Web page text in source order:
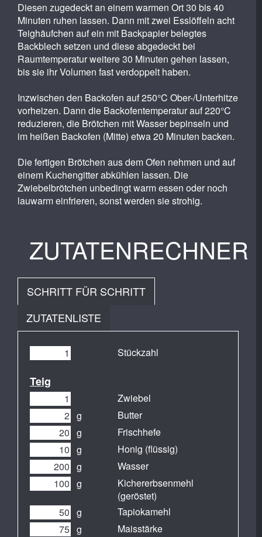
Diesen zugedeckt an einem warmen Ort 30 bis 40
Minuten ruhen lassen. Dann mit zwei Esslöffeln acht
Teighäufchen auf ein mit Backpapier belegtes
Backblech setzen und diese abgedeckt bei
Raumtemperatur weitere 30 Minuten gehen lassen,
bis sie ihr Volumen fast verdoppelt haben.
Inzwischen den Backofen auf 250°C Ober-/Unterhitze
vorheizen. Dann die Backofentemperatur auf 220°C
reduzieren, die Brötchen mit Wasser bepinseln und
im heißen Backofen (Mitte) etwa 20 Minuten backen.
Die fertigen Brötchen aus dem Ofen nehmen und auf
einem Kuchengitter abkühlen lassen. Die
Zwiebelbrötchen unbedingt warm essen oder noch
lauwarm einfrieren, sonst werden sie strohig.
ZUTATENRECHNER
SCHRITT FÜR SCHRITT
ZUTATENLISTE
Stückzahl
Teig
Zwiebel
g
Butter
g
Frischhefe
g
Honig (flüssig)
g
Wasser
g
Kichererbsenmehl
(geröstet)
g
Tapiokamehl
g
Maisstärke